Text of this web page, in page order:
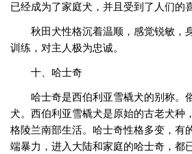
已经成为了家庭犬，并且受到了人们的喜
秋田犬性格沉着温顺，感觉锐敏，
训练，对主人极为忠诚。
十、哈士奇
哈士奇是西伯利亚雪橇犬的别称。
犬。西伯利亚雪橇犬是原始的古老犬种
格陵兰南部生活。哈士奇性格多变，有
端暴力，进入大陆和家庭的哈士奇，都